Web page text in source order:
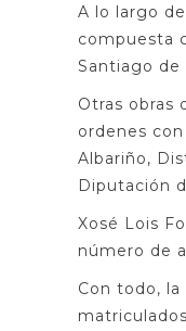
A lo largo
compuesta
Santiago de
Otras obras
ordenes
Albariño,
Diputación
Xosé Lois
número de
Con todo,